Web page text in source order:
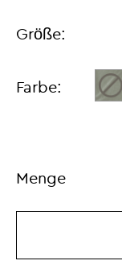
Größe:
Farbe:
Menge